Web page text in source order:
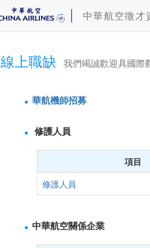
中華航空徵才
線上職缺 我們竭誠歡迎具國際
華航機師招募
修護人員
項目
修護人員
中華航空關係企業